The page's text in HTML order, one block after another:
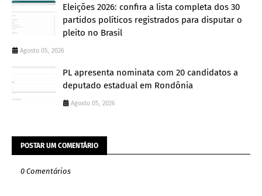
Eleições 2026: confira a lista completa dos 30
partidos políticos registrados para disputar o
pleito no Brasil
Agosto 05, 2026
PL apresenta nominata com 20 candidatos a
deputado estadual em Rondônia
Agosto 05, 2026
POSTAR UM COMENTÁRIO
0 Comentários